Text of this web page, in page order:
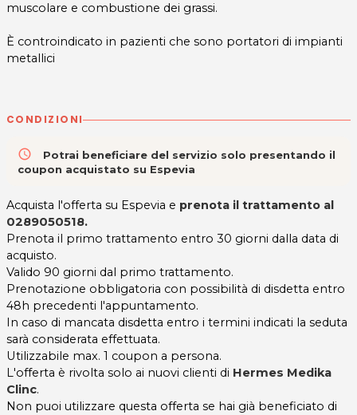
muscolare e combustione dei grassi.
È controindicato in pazienti che sono portatori di impianti
metallici
CONDIZIONI
access_time
Potrai beneficiare del servizio solo presentando il
coupon acquistato su Espevia
Acquista l'offerta su Espevia e prenota il trattamento al
0289050518.
Prenota il primo trattamento entro 30 giorni dalla data di
acquisto.
Valido 90 giorni dal primo trattamento.
Prenotazione obbligatoria con possibilità di disdetta entro
48h precedenti l'appuntamento.
In caso di mancata disdetta entro i termini indicati la seduta
sarà considerata effettuata.
Utilizzabile max. 1 coupon a persona.
L'offerta è rivolta solo ai nuovi clienti di Hermes Medika
Clinc.
Non puoi utilizzare questa offerta se hai già beneficiato di